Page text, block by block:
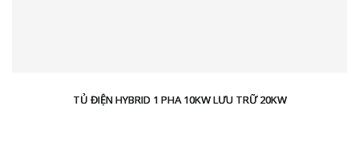
TỦ ĐIỆN HYBRID 1 PHA 10KW LƯU TRỮ 20KW